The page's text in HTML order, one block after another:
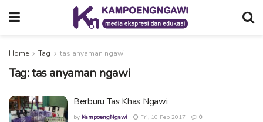
Home Tag tas anyaman ngawi
Tag:tas anyaman ngawi
Berburu Tas Khas Ngawi
by KampoengNgawi Fri, 10 Feb 2017 0